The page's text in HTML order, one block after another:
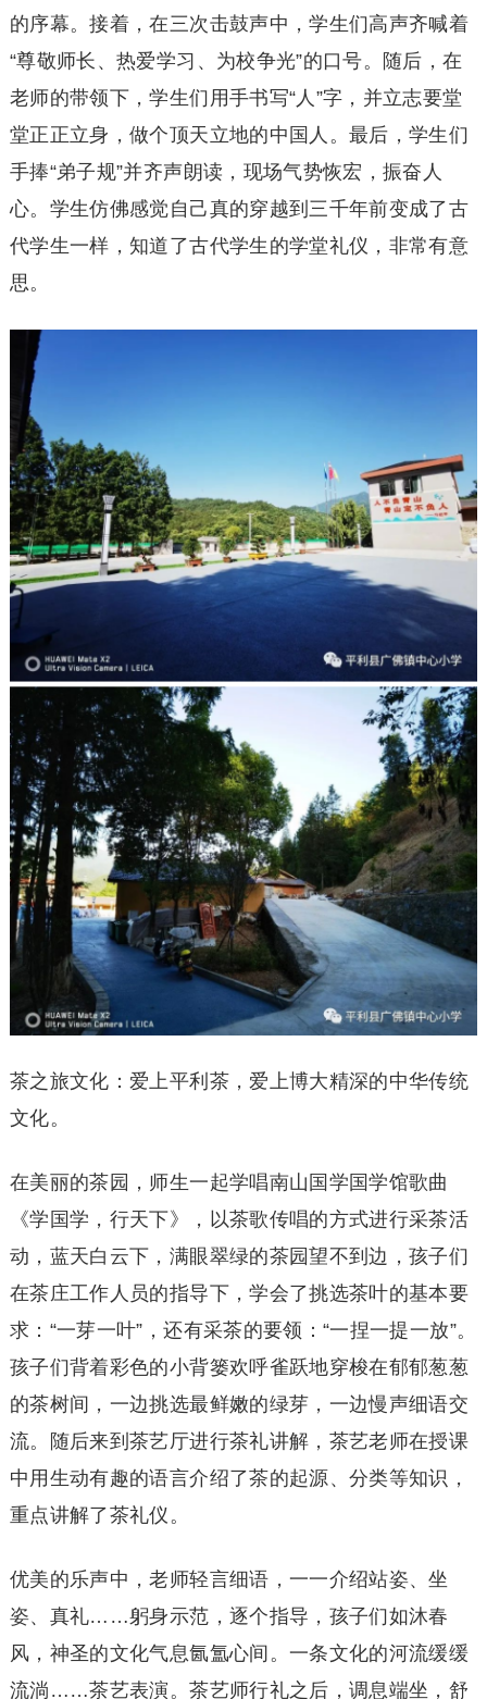
的序幕。接着，在三次击鼓声中，学生们高声齐喊着
“尊敬师长、热爱学习、为校争光”的口号。随后，在
老师的带领下，学生们用手书写“人”字，并立志要堂
堂正正立身，做个顶天立地的中国人。最后，学生们
手捧“弟子规”并齐声朗读，现场气势恢宏，振奋人
心。学生仿佛感觉自己真的穿越到三千年前变成了古
代学生一样，知道了古代学生的学堂礼仪，非常有意
思。
茶之旅文化：爱上平利茶，爱上博大精深的中华传统
文化。
在美丽的茶园，师生一起学唱南山国学国学馆歌曲
《学国学，行天下》，以茶歌传唱的方式进行采茶活
动，蓝天白云下，满眼翠绿的茶园望不到边，孩子们
在茶庄工作人员的指导下，学会了挑选茶叶的基本要
求：“一芽一叶”，还有采茶的要领：“一捏一提一放”。
孩子们背着彩色的小背篓欢呼雀跃地穿梭在郁郁葱葱
的茶树间，一边挑选最鲜嫩的绿芽，一边慢声细语交
流。随后来到茶艺厅进行茶礼讲解，茶艺老师在授课
中用生动有趣的语言介绍了茶的起源、分类等知识，
重点讲解了茶礼仪。
优美的乐声中，老师轻言细语，一一介绍站姿、坐
姿、真礼……躬身示范，逐个指导，孩子们如沐春
风，神圣的文化气息氤氲心间。一条文化的河流缓缓
流淌……茶艺表演。茶艺师行礼之后，调息端坐，舒